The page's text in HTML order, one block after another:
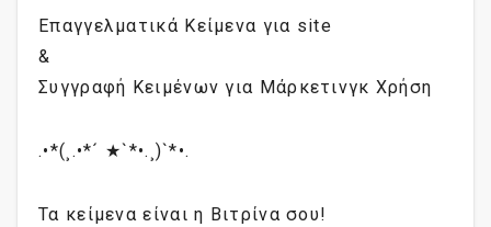
Επαγγελματικά Κείμενα για site
&
Συγγραφή Κειμένων για Μάρκετινγκ Χρήση
.•*(¸.•*´ ★`*•.¸)`*•.
Τα κείμενα είναι η Βιτρίνα σου!